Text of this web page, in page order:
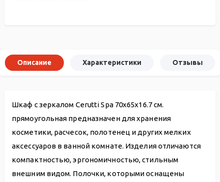
Описание Характеристики Отзывы
Шкаф с зеркалом Cerutti Spa 70x65x16.7 см.
прямоугольная предназначен для хранения
косметики, расчесок, полотенец и других мелких
аксессуаров в ванной комнате. Изделия отличаются
компактностью, эргономичностью, стильным
внешним видом. Полочки, которыми оснащены